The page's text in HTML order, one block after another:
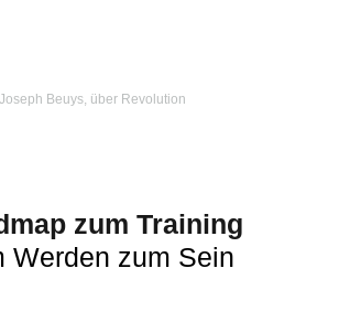
Joseph Beuys, über Revolution
zum Training
Werden zum Sein